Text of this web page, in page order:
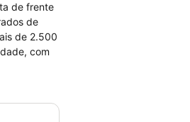
de frente
de
com